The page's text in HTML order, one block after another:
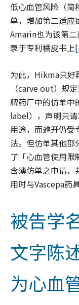
低心血管风险（简
单，增加第二适应
Amarin也为该第
录于专利橘皮书上
为此，Hikma只好
（carve out）规定
牌药厂中的仿单中
label），声明只
用途，而避开仍受
法。但仿单其他部
了「心血管使用
含薄仿单之申请，
用时与Vascepa药
被告学
文字陈
为心血